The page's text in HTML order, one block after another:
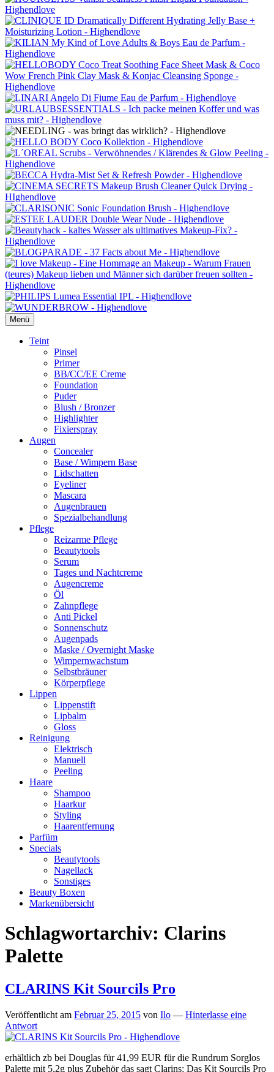
Menü
Primäres
Teint
Pinsel
Primer
BB/CC/EE Creme
Foundation
Puder
Blush / Bronzer
Highlighter
Fixierspray
Augen
Concealer
Base / Wimpern Base
Lidschatten
Eyeliner
Mascara
Augenbrauen
Spezialbehandlung
Pflege
Reizarme Pflege
Beautytools
Serum
Tages und Nachtcreme
Augencreme
Öl
Zahnpflege
Anti Pickel
Sonnenschutz
Augenpads
Maske / Overnight Maske
Wimpernwachstum
Selbstbräuner
Körperpflege
Lippen
Lippenstift
Lipbalm
Gloss
Reinigung
Elektrisch
Manuell
Peeling
Haare
Shampoo
Haarkur
Styling
Haarentfernung
Parfüm
Specials
Beautytools
Nagellack
Sonstiges
Beauty Boxen
Markenübersicht
Schlagwortarchiv: Clarins
Palette
CLARINS Kit Sourcils Pro
Veröffentlicht am Februar 25, 2015 von Ilo — Hinterlasse eine
Antwort
erhältlich zb bei Douglas für 41,99 EUR für die Rundrum Sorglos
Palette mit 5,2g plus Zubehör das sagt Clarins: Das Kit Sourcils Pro